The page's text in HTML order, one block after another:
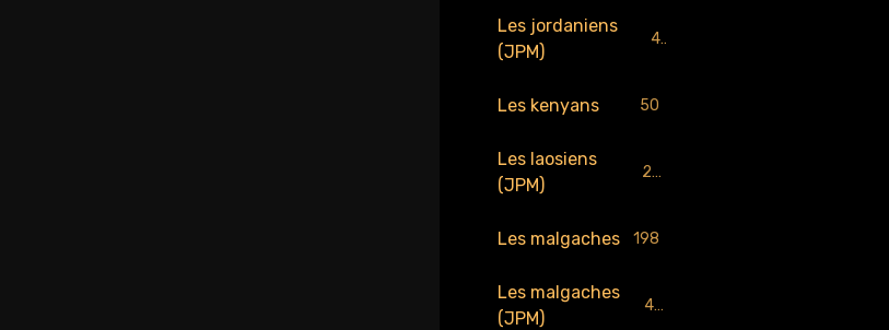
Les jordaniens
(JPM)
4
Les kenyans 50
Les laosiens
(JPM)
25
Les malgaches 198
Les malgaches
(JPM)
43